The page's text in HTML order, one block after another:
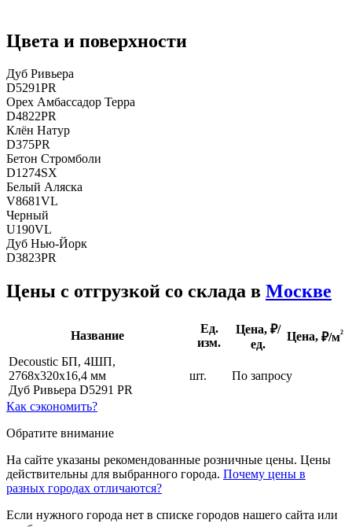
Цвета и поверхности
Дуб Ривьера
D5291PR
Орех Амбассадор Терра
D4822PR
Клён Натур
D375PR
Бетон Стромболи
D1274SX
Белый Аляска
V8681VL
Черный
U190VL
Дуб Нью-Йорк
D3823PR
Цены с отгрузкой со склада в Москве
Название
Ед.
изм.
Цена, ₽/
ед.
Цена, ₽/м²
Decoustic БП, 4ШП,
2768х320х16,4 мм
Дуб Ривьера D5291 PR
шт. По запросу
Как сэкономить?
Обратите внимание
На сайте указаны рекомендованные розничные цены. Цены
действительны для выбранного города. Почему цены в
разных городах отличаются?
Если нужного города нет в списке городов нашего сайта или